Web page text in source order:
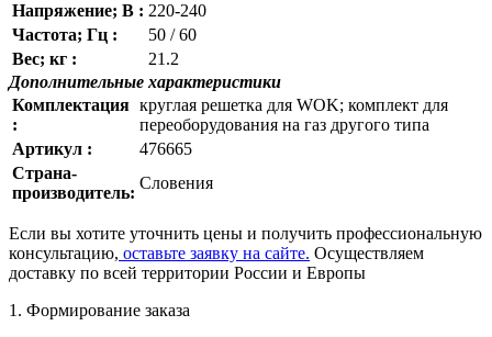
Напряжение; В : 220-240
Частота; Гц :
50 / 60
Вес; кг :
21.2
Дополнительные характеристики
Комплектация
:
круглая решетка для WOK; комплект для
переоборудования на газ другого типа
Артикул :
476665
Страна-
производитель:
Словения
Если вы хотите уточнить цены и получить профессиональную
консультацию, оставьте заявку на сайте. Осуществляем
доставку по всей территории России и Европы
1. Формирование заказа